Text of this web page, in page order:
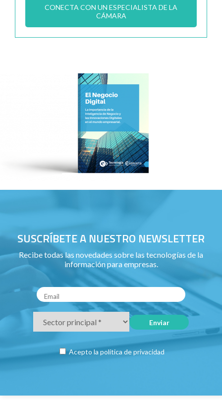
CONECTA CON UN ESPECIALISTA DE LA
CÁMARA
SUSCRÍBETE A NUESTRO NEWSLETTER
Recibe todas las novedades sobre las tecnologías de la
información para empresas.
Acepto la política de privacidad